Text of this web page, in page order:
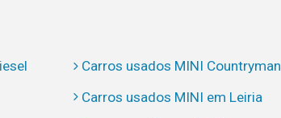
Carros usados MINI Countryman
Carros usados MINI em Leiria